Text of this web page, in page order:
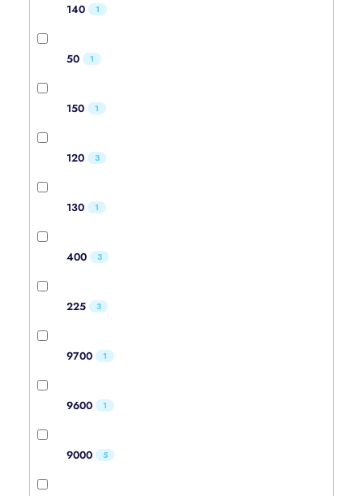
140 1
50 1
150 1
120 3
130 1
400 3
225 3
9700 1
9600 1
9000 5